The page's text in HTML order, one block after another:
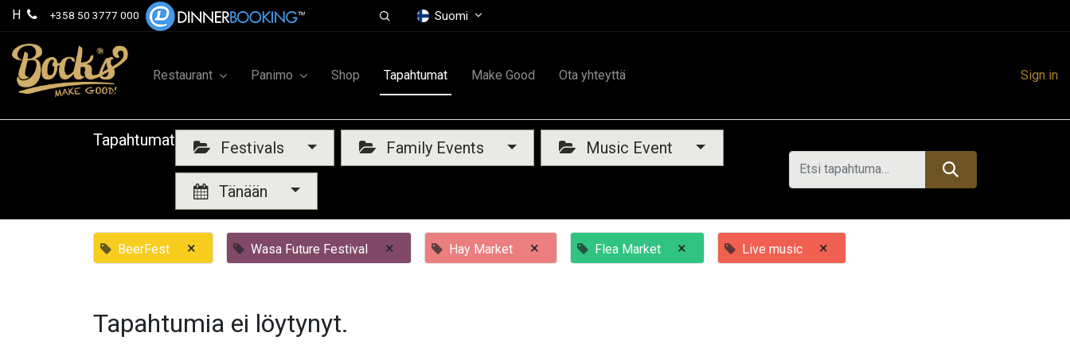
H +358 50 3777 000 Suomi
Restaurant Panimo Shop Tapahtumat Make Good Ota yhteyttä Sign in
Tapahtumat Festivals Family Events Music Event
Tänään
BeerFest × Wasa Future Festival × Hay Market × Flea Market × Live music ×
Tapahtumia ei löytynyt.